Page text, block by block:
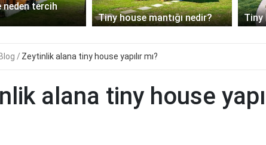
nedir? Tiny house kışın kalınır mı?
1
Blog Zeytinlik alana tiny house yapılır mı?
alana tiny house